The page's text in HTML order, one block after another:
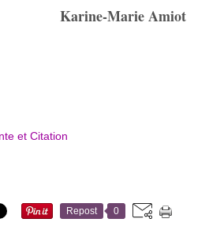
Karine-Marie Amiot
et Citation
Repost 0